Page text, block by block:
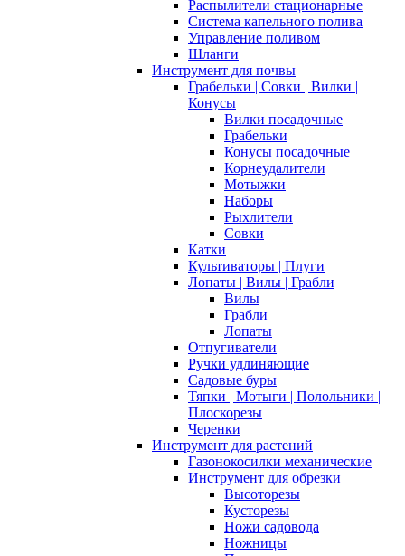
Распылители стационарные
Система капельного полива
Управление поливом
Шланги
Инструмент для почвы
Грабельки | Совки | Вилки |
Конусы
Вилки посадочные
Грабельки
Конусы посадочные
Корнеудалители
Мотыжки
Наборы
Рыхлители
Совки
Катки
Культиваторы | Плуги
Лопаты | Вилы | Грабли
Вилы
Грабли
Лопаты
Отпугиватели
Ручки удлиняющие
Садовые буры
Тяпки | Мотыги | Полольники |
Плоскорезы
Черенки
Инструмент для растений
Газонокосилки механические
Инструмент для обрезки
Высоторезы
Кусторезы
Ножи садовода
Ножницы